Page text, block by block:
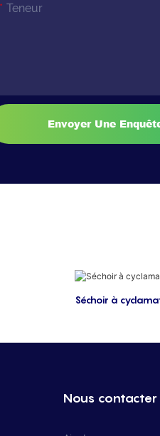
Teneur
Envoyer Une
Séchoir à
Nous contacter